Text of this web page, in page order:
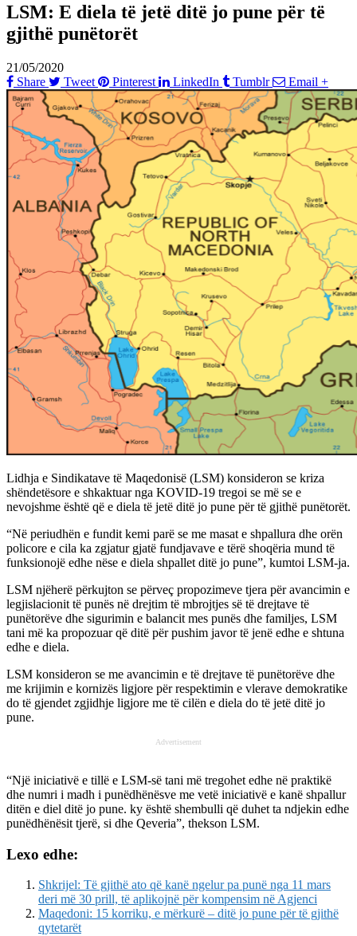
LSM: E diela të jetë ditë jo pune për të
gjithë punëtorët
21/05/2020
Share
Tweet Pinterest LinkedIn Tumblr Email +
Lidhja e Sindikatave të Maqedonisë (LSM) konsideron se kriza
shëndetësore e shkaktuar nga KOVID-19 tregoi se më se e
nevojshme është që e diela të jetë ditë jo pune për të gjithë punëtorët.
“Në periudhën e fundit kemi parë se me masat e shpallura dhe orën
policore e cila ka zgjatur gjatë fundjavave e tërë shoqëria mund të
funksionojë edhe nëse e diela shpallet ditë jo pune”, kumtoi LSM-ja.
LSM njëherë përkujton se përveç propozimeve tjera për avancimin e
legjislacionit të punës në drejtim të mbrojtjes së të drejtave të
punëtorëve dhe sigurimin e balancit mes punës dhe familjes, LSM
tani më ka propozuar që ditë për pushim javor të jenë edhe e shtuna
edhe e diela.
LSM konsideron se me avancimin e të drejtave të punëtorëve dhe
me krijimin e kornizës ligjore për respektimin e vlerave demokratike
do të gjendet zgjidhje ligjore me të cilën e diela do të jetë ditë jo
pune.
Advertisement
“Një iniciativë e tillë e LSM-së tani më tregohet edhe në praktikë
dhe numri i madh i punëdhënësve me vetë iniciativë e kanë shpallur
ditën e diel ditë jo pune. ky është shembulli që duhet ta ndjekin edhe
punëdhënësit tjerë, si dhe Qeveria”, thekson LSM.
Lexo edhe:
Shkrijel: Të gjithë ato që kanë ngelur pa punë nga 11 mars
deri më 30 prill, të aplikojnë për kompensim në Agjenci
Maqedoni: 15 korriku, e mërkurë – ditë jo pune për të gjithë
qytetarët